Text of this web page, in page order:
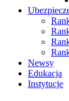
Newsy
Edukacja
Instytucje